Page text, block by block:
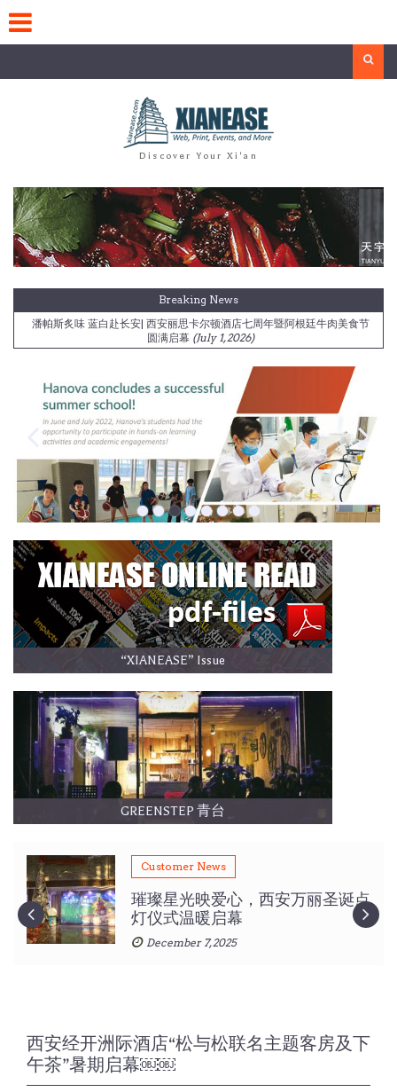
to
content
Discover Your Xi'an
Breaking News
西安浐灞艾美酒店《生长的光》摄影艺术展温情启幕(May 30, 2026)
香料织境 不止咖喱 西安丽思卡尔顿酒店 2026 马年新春雅韵启幕(March
西安经开洲际酒店“松与松联名主题客房及下午茶”暑期启幕￼￼
(July 9,
2026)
空港唐潮启新章 产商融合添动能/西安康得思酒店与西安东航中心商业同
步启幕￼(July 5, 2026)
潘帕斯炙味 蓝白赴长安| 西安丽思卡尔顿酒店七周年暨阿根廷牛肉美食节
圆满启幕 (July 1, 2026)
“XIANEASE” Issue
GREENSTEP 青台
灯仪式温暖启幕
December 7, 2025
午茶”暑期启幕￼￼